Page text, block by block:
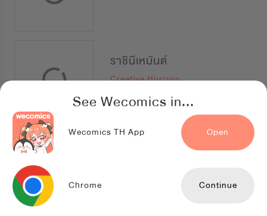
See Wecomics in...
Wecomics TH App Open
Chrome Continue
ราชินีเหมันต์
Creative Horizon
หนึ่งปรารถนาสามชาติภพ